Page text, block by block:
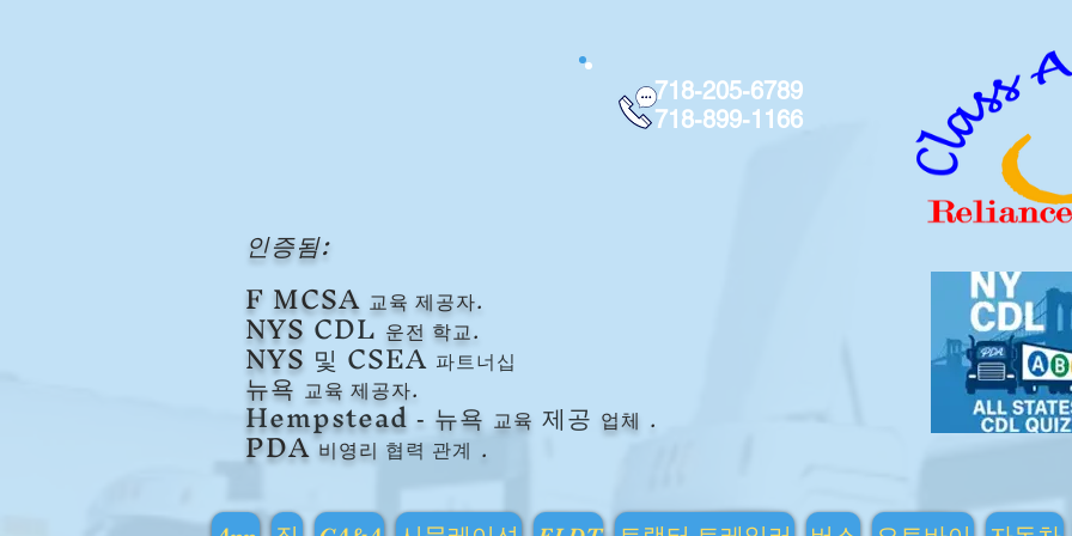
718-205-6789
718-899-1166
인증됨:
FMCSA교육 제공자.
NYSCDL운전 학교.
NYS 및 CSEA파트너십
뉴욕교육 제공자.
Hempstead - 뉴욕 교육 제공 업체 .
PDA비영리 협력 관계 .